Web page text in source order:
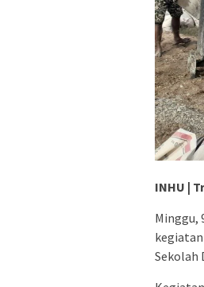
INHU |
Minggu,
Sekolah